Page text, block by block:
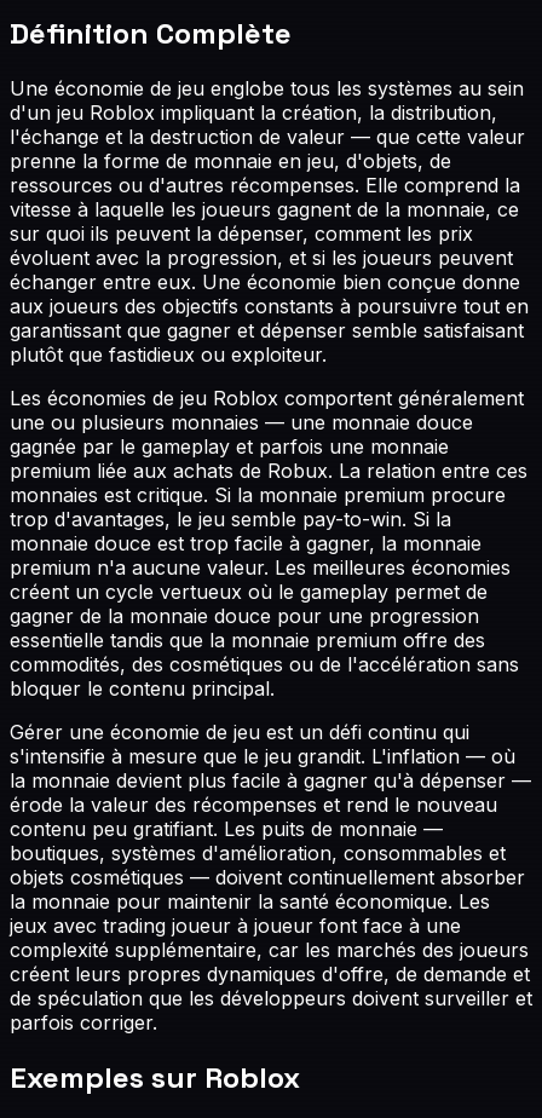
Définition Complète
Une économie de jeu englobe tous les systèmes au sein
d'un jeu Roblox impliquant la création, la distribution,
l'échange et la destruction de valeur — que cette valeur
prenne la forme de monnaie en jeu, d'objets, de
ressources ou d'autres récompenses. Elle comprend la
vitesse à laquelle les joueurs gagnent de la monnaie, ce
sur quoi ils peuvent la dépenser, comment les prix
évoluent avec la progression, et si les joueurs peuvent
échanger entre eux. Une économie bien conçue donne
aux joueurs des objectifs constants à poursuivre tout en
garantissant que gagner et dépenser semble satisfaisant
plutôt que fastidieux ou exploiteur.
Les économies de jeu Roblox comportent généralement
une ou plusieurs monnaies — une monnaie douce
gagnée par le gameplay et parfois une monnaie
premium liée aux achats de Robux. La relation entre ces
monnaies est critique. Si la monnaie premium procure
trop d'avantages, le jeu semble pay-to-win. Si la
monnaie douce est trop facile à gagner, la monnaie
premium n'a aucune valeur. Les meilleures économies
créent un cycle vertueux où le gameplay permet de
gagner de la monnaie douce pour une progression
essentielle tandis que la monnaie premium offre des
commodités, des cosmétiques ou de l'accélération sans
bloquer le contenu principal.
Gérer une économie de jeu est un défi continu qui
s'intensifie à mesure que le jeu grandit. L'inflation — où
la monnaie devient plus facile à gagner qu'à dépenser —
érode la valeur des récompenses et rend le nouveau
contenu peu gratifiant. Les puits de monnaie —
boutiques, systèmes d'amélioration, consommables et
objets cosmétiques — doivent continuellement absorber
la monnaie pour maintenir la santé économique. Les
jeux avec trading joueur à joueur font face à une
complexité supplémentaire, car les marchés des joueurs
créent leurs propres dynamiques d'offre, de demande et
de spéculation que les développeurs doivent surveiller et
parfois corriger.
Exemples sur Roblox